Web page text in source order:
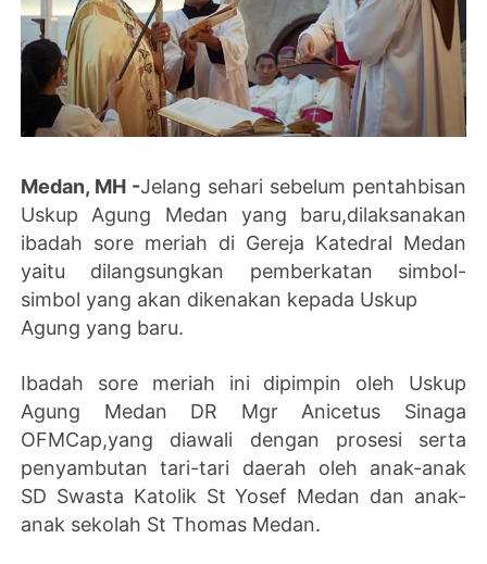
Medan, MH -Jelang sehari sebelum pentahbisan
Uskup Agung Medan yang baru,dilaksanakan
ibadah sore meriah di Gereja Katedral Medan
yaitu dilangsungkan pemberkatan simbol-
simbol yang akan dikenakan kepada Uskup
Agung yang baru.
Ibadah sore meriah ini dipimpin oleh Uskup
Agung Medan DR Mgr Anicetus Sinaga
OFMCap,yang diawali dengan prosesi serta
penyambutan tari-tari daerah oleh anak-anak
SD Swasta Katolik St Yosef Medan dan anak-
anak sekolah St Thomas Medan.